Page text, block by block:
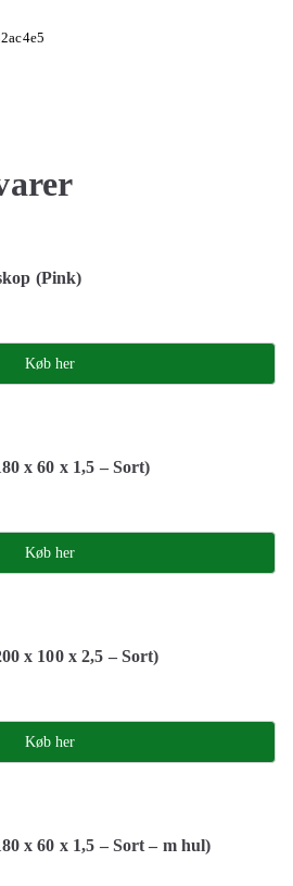
(Pink)
Køb her
x 60 x 1,5 – Sort)
Køb her
x 100 x 2,5 – Sort)
Køb her
x 60 x 1,5 – Sort – m hul)